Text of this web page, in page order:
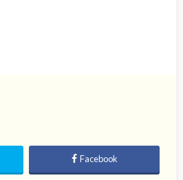
Facebook